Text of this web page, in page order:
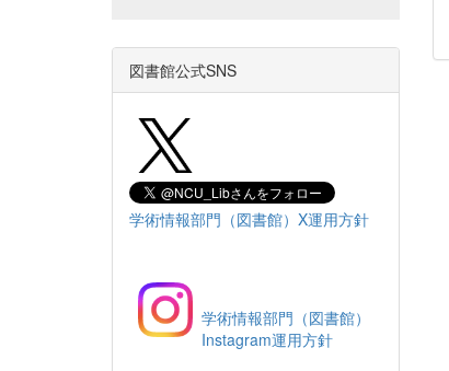
図書館公式SNS
学術情報部門（図書館）X運用方針
学術情報部門（図書館）
Instagram運用方針